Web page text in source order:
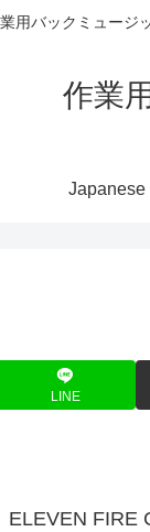
用バックミュージ
作業
Japanese
LINE
ELEVEN